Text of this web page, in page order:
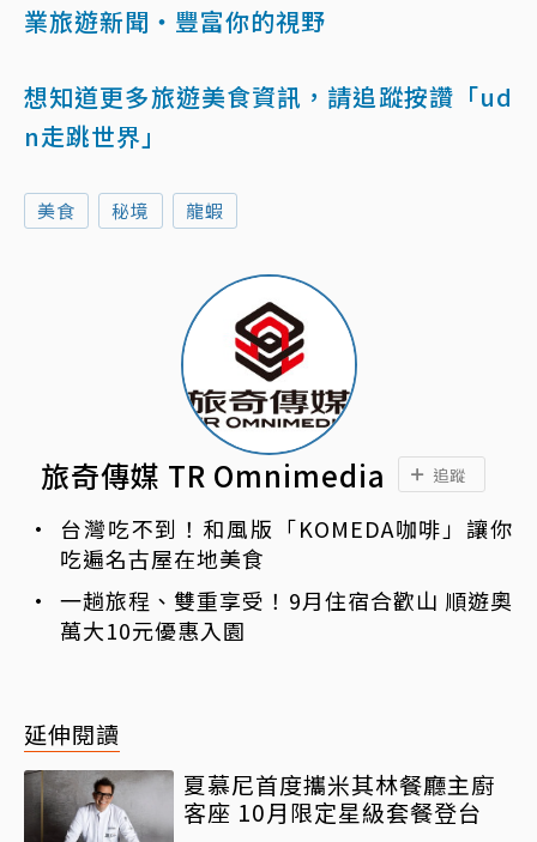
業旅遊新聞‧豐富你的視野
想知道更多旅遊美食資訊，請追蹤按讚「ud
n走跳世界」
美食 秘境 龍蝦
旅奇傳媒 TR Omnimedia 追蹤
台灣吃不到！和風版「KOMEDA咖啡」讓你
吃遍名古屋在地美食
一趟旅程、雙重享受！9月住宿合歡山 順遊奧
萬大10元優惠入園
延伸閱讀
夏慕尼首度攜米其林餐廳主廚
客座 10月限定星級套餐登台